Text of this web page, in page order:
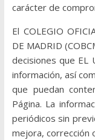
carácter de
El COLEGIO
DE MADRID
decisiones que EL
información, así
que puedan
Página. La
periódicos sin
mejora, corrección